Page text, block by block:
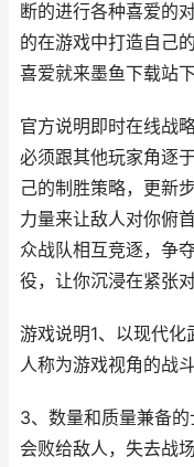
断的进行各种喜爱的
的在游戏中打造自己
喜爱就来墨鱼下载站下
官方说明即时在线战
必须跟其他玩家角逐
己的制胜策略，更新
力量来让敌人对你俯
众战队相互竞逐，争
役，让你沉浸在紧张
游戏说明1、以现代
人称为游戏视角的战斗
3、数量和质量兼备
会败给敌人，失去战场